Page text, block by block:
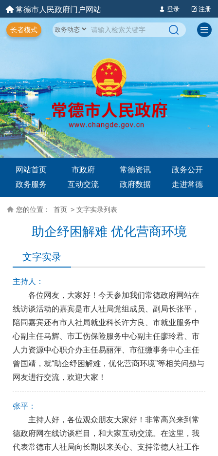
常德市人民政府门户网站 登录 注册
长者模式
网站首页 市政府 常德资讯
政务公开
政务服务
互动交流 政府数据 走进常德
您的位置： 首页 > 文字实录列表
助企纾困解难 优化营商环境
文字实录
主持人：
各位网友，大家好！今天参加我们常德政府网站在
线访谈活动的嘉宾是市人社局党组成员、副局长张平，
陪同嘉宾还有市人社局就业科长许方良、市就业服务中
心副主任马辉、市工伤保险服务中心副主任廖玲君、市
人力资源中心职介办主任易丽萍、市征缴事务中心主任
曾国靖，就“助企纾困解难，优化营商环境”等相关问题与
网友进行交流，欢迎大家！
张平：
主持人好，各位观众朋友大家好！非常高兴来到常
德政府网在线访谈栏目，和大家互动交流。在这里，我
代表常德市人社局向长期以来关心、支持常德人社工作